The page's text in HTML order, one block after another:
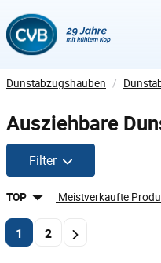
Dunstabzugshauben /
Ausziehbare
Filter
TOP Meistverkaufte
1 2